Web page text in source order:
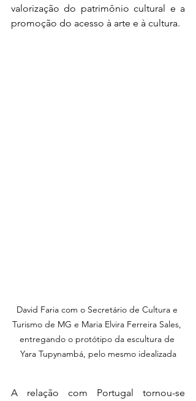
valorização do patrimônio cultural e a
promoção do acesso à arte e à cultura.
David Faria com o Secretário de Cultura e
Turismo de MG e Maria Elvira Ferreira Sales,
entregando o protótipo da escultura de
Yara Tupynambá, pelo mesmo idealizada
A relação com Portugal tornou-se